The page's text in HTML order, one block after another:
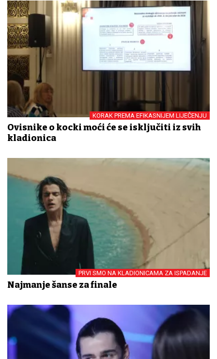
KORAK PREMA EFIKASNIJEM LIJEČENJU
Ovisnike o kocki moći će se isključiti iz svih
kladionica
PRVI SMO NA KLADIONICAMA ZA ISPADANJE
Najmanje šanse za finale